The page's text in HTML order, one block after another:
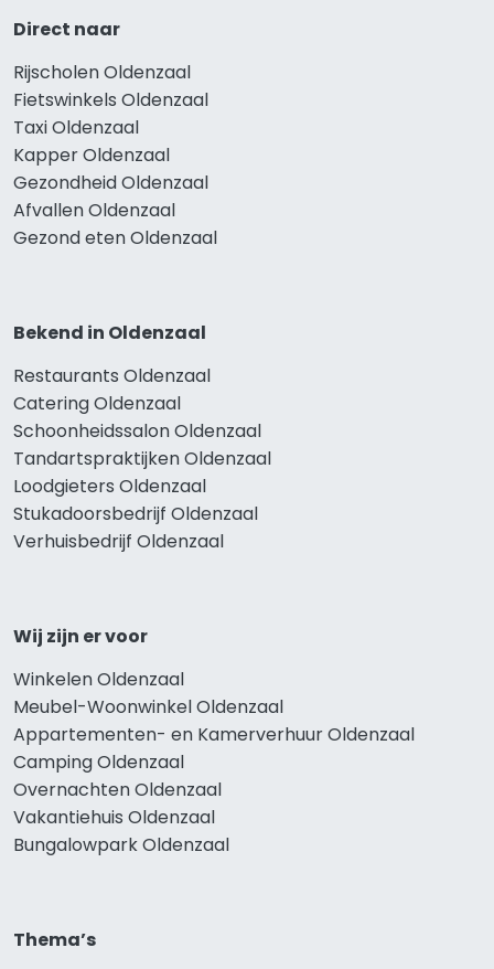
Direct naar
Rijscholen Oldenzaal
Fietswinkels Oldenzaal
Taxi Oldenzaal
Kapper Oldenzaal
Gezondheid Oldenzaal
Afvallen Oldenzaal
Gezond eten Oldenzaal
Bekend in Oldenzaal
Restaurants Oldenzaal
Catering Oldenzaal
Schoonheidssalon Oldenzaal
Tandartspraktijken Oldenzaal
Loodgieters Oldenzaal
Stukadoorsbedrijf Oldenzaal
Verhuisbedrijf Oldenzaal
Wij zijn er voor
Winkelen Oldenzaal
Meubel-Woonwinkel Oldenzaal
Appartementen- en Kamerverhuur Oldenzaal
Camping Oldenzaal
Overnachten Oldenzaal
Vakantiehuis Oldenzaal
Bungalowpark Oldenzaal
Thema’s